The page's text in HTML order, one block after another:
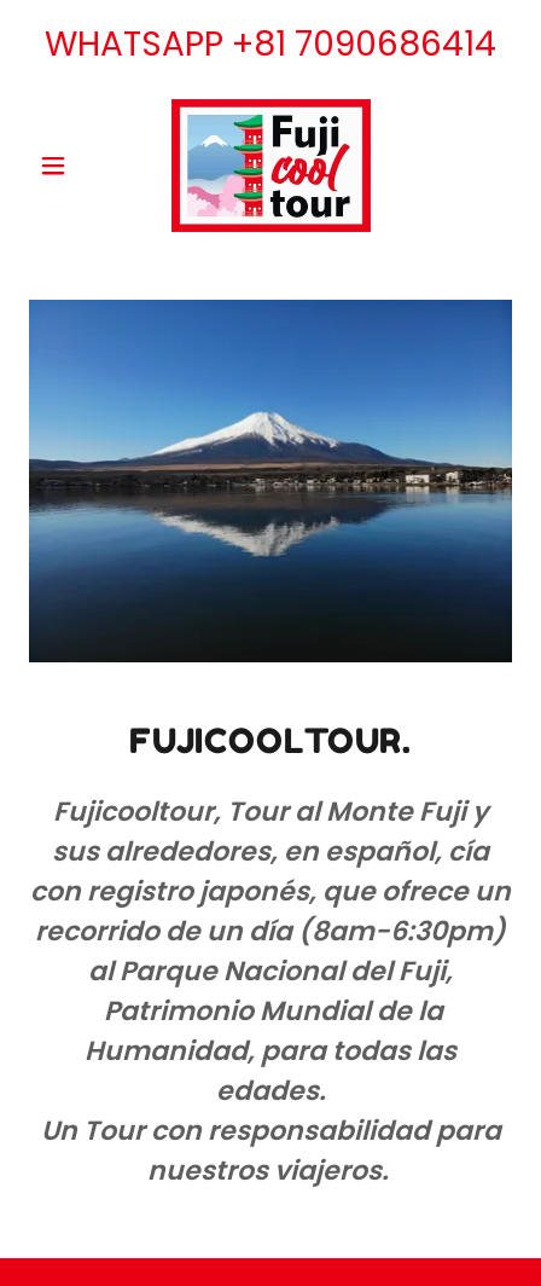
WHATSAPP +81 7090686414
FUJICOOLTOUR.
Fujicooltour, Tour al Monte Fuji y
sus alrededores, en español, cía
con registro japonés, que ofrece un
recorrido de un día (8am-6:30pm)
al Parque Nacional del Fuji,
Patrimonio Mundial de la
Humanidad, para todas las
edades.
Un Tour con responsabilidad para
nuestros viajeros.